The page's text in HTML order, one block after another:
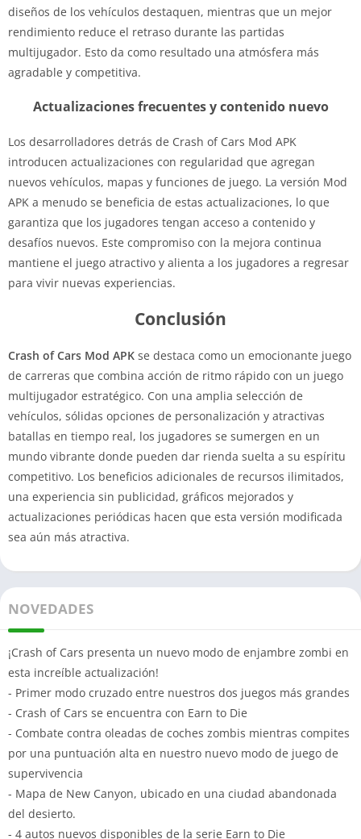
diseños de los vehículos destaquen, mientras que un mejor
rendimiento reduce el retraso durante las partidas
multijugador. Esto da como resultado una atmósfera más
agradable y competitiva.
Actualizaciones frecuentes y contenido nuevo
Los desarrolladores detrás de Crash of Cars Mod APK
introducen actualizaciones con regularidad que agregan
nuevos vehículos, mapas y funciones de juego. La versión Mod
APK a menudo se beneficia de estas actualizaciones, lo que
garantiza que los jugadores tengan acceso a contenido y
desafíos nuevos. Este compromiso con la mejora continua
mantiene el juego atractivo y alienta a los jugadores a regresar
para vivir nuevas experiencias.
Conclusión
Crash of Cars Mod APK se destaca como un emocionante juego
de carreras que combina acción de ritmo rápido con un juego
multijugador estratégico. Con una amplia selección de
vehículos, sólidas opciones de personalización y atractivas
batallas en tiempo real, los jugadores se sumergen en un
mundo vibrante donde pueden dar rienda suelta a su espíritu
competitivo. Los beneficios adicionales de recursos ilimitados,
una experiencia sin publicidad, gráficos mejorados y
actualizaciones periódicas hacen que esta versión modificada
sea aún más atractiva.
NOVEDADES
¡Crash of Cars presenta un nuevo modo de enjambre zombi en
esta increíble actualización!
- Primer modo cruzado entre nuestros dos juegos más grandes
- Crash of Cars se encuentra con Earn to Die
- Combate contra oleadas de coches zombis mientras compites
por una puntuación alta en nuestro nuevo modo de juego de
supervivencia
- Mapa de New Canyon, ubicado en una ciudad abandonada
del desierto.
- 4 autos nuevos disponibles de la serie Earn to Die